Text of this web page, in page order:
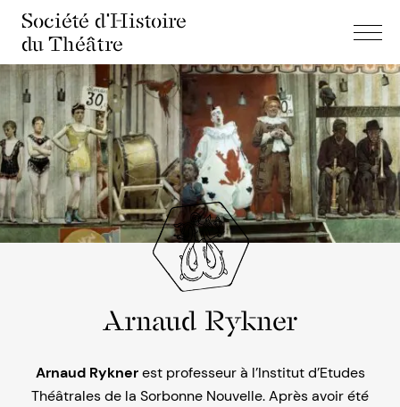
Société d'Histoire
du Théâtre
Arnaud Rykner
Arnaud Ryknerest professeur à l’Institut d’Etudes
Théâtrales de la Sorbonne Nouvelle. Après avoir été